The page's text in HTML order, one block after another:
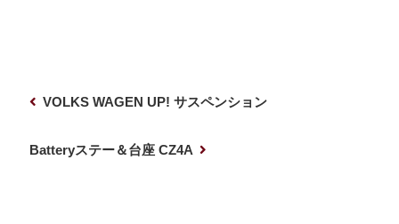
VOLKS WAGEN UP! サスペンション
Batteryステー＆台座 CZ4A